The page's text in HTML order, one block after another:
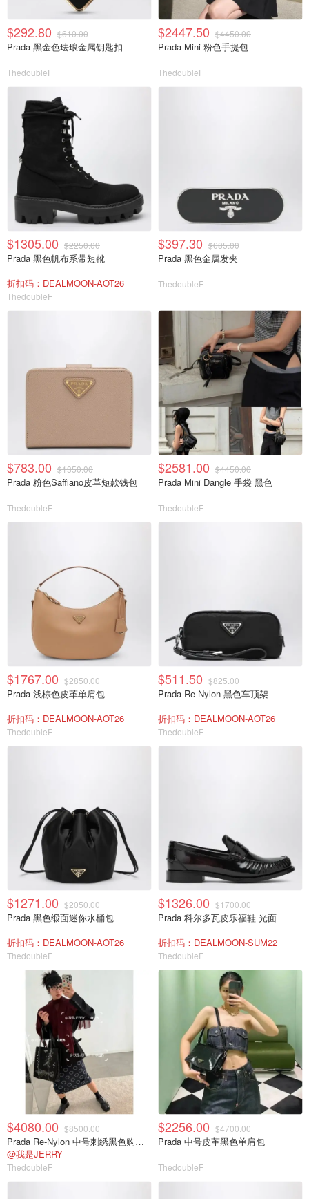
$292.80 $610.00
Prada 黑金色珐琅金属钥匙扣
ThedoubleF
$2447.50 $4450.00
Prada Mini 粉色手提包
ThedoubleF
$1305.00 $2250.00
Prada 黑色帆布系带短靴
折扣码：DEALMOON-AOT26
ThedoubleF
$397.30 $685.00
Prada 黑色金属发夹
ThedoubleF
$783.00 $1350.00
Prada 粉色Saffiano皮革短款钱包
ThedoubleF
$2581.00 $4450.00
Prada Mini Dangle 手袋 黑色
ThedoubleF
$1767.00 $2850.00
Prada 浅棕色皮革单肩包
折扣码：DEALMOON-AOT26
ThedoubleF
$511.50 $825.00
Prada Re-Nylon 黑色车顶架
折扣码：DEALMOON-AOT26
ThedoubleF
$1271.00 $2050.00
Prada 黑色缎面迷你水桶包
折扣码：DEALMOON-AOT26
ThedoubleF
$1326.00 $1700.00
Prada 科尔多瓦皮乐福鞋 光面
折扣码：DEALMOON-SUM22
ThedoubleF
$4080.00 $8500.00
Prada Re-Nylon 中号刺绣黑色购物袋
@我是JERRY
ThedoubleF
$2256.00 $4700.00
Prada 中号皮革黑色单肩包
ThedoubleF